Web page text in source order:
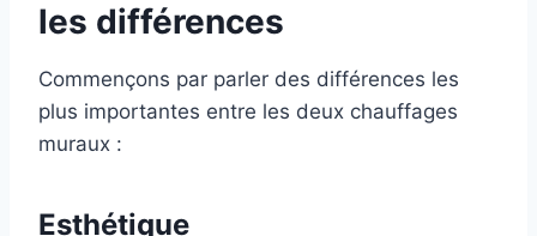
les différences
Commençons par parler des différences les
plus importantes entre les deux chauffages
muraux :
Esthétique